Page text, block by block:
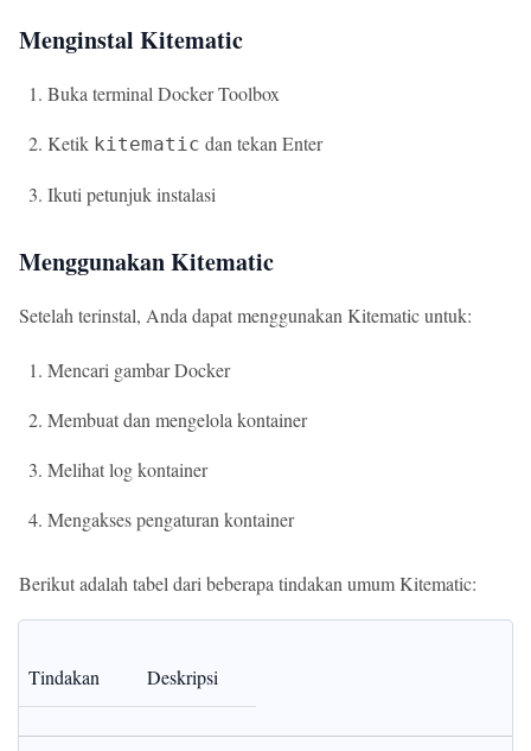
Menginstal Kitematic
Buka terminal Docker Toolbox
Ketik kitematic dan tekan Enter
Ikuti petunjuk instalasi
Menggunakan Kitematic
Setelah terinstal, Anda dapat menggunakan Kitematic untuk:
Mencari gambar Docker
Membuat dan mengelola kontainer
Melihat log kontainer
Mengakses pengaturan kontainer
Berikut adalah tabel dari beberapa tindakan umum Kitematic:
Tindakan Deskripsi